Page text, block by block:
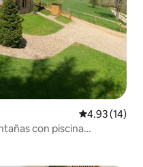
Calificación
4.93 (14)
con piscina